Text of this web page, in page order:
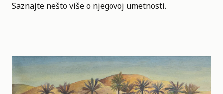
Saznajte nešto više o njegovoj umetnosti.